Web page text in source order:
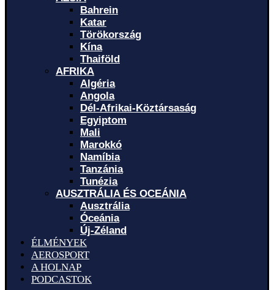
Bahrein
Katar
Törökország
Kína
Thaiföld
AFRIKA
Algéria
Angola
Dél-Afrikai-Köztársaság
Egyiptom
Mali
Marokkó
Namíbia
Tanzánia
Tunézia
AUSZTRÁLIA ÉS OCEÁNIA
Ausztrália
Óceánia
Új-Zéland
ÉLMÉNYEK
AEROSPORT
A HOLNAP
PODCASTOK